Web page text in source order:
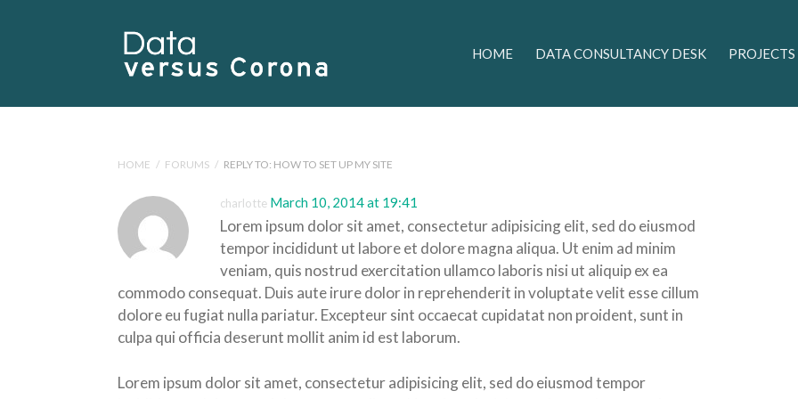
HOME DATA CONSULTANCY DESK PROJECTS
HOME / FORUMS / REPLY TO: HOW TO SET UP MY SITE
charlotte March 10, 2014 at 19:41
Lorem ipsum dolor sit amet, consectetur adipisicing elit, sed do eiusmod
tempor incididunt ut labore et dolore magna aliqua. Ut enim ad minim
veniam, quis nostrud exercitation ullamco laboris nisi ut aliquip ex ea
commodo consequat. Duis aute irure dolor in reprehenderit in voluptate velit esse cillum
dolore eu fugiat nulla pariatur. Excepteur sint occaecat cupidatat non proident, sunt in
culpa qui officia deserunt mollit anim id est laborum.
Lorem ipsum dolor sit amet, consectetur adipisicing elit, sed do eiusmod tempor